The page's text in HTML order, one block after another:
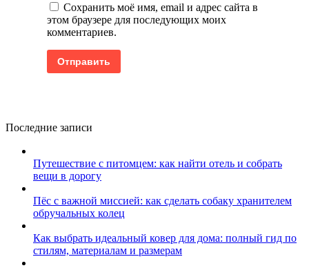
Сохранить моё имя, email и адрес сайта в
этом браузере для последующих моих
комментариев.
Последние записи
Путешествие с питомцем: как найти отель и собрать
вещи в дорогу
Пёс с важной миссией: как сделать собаку хранителем
обручальных колец
Как выбрать идеальный ковер для дома: полный гид по
стилям, материалам и размерам